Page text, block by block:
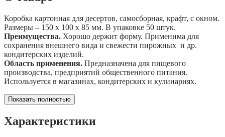
Коробка картонная для десертов, самосборная, крафт, с окном.
Размеры – 150 х 100 х 85 мм. В упаковке 50 штук.
Преимущества. Хорошо держит форму. Применима для
сохранения внешнего вида и свежести пирожных и др.
кондитерских изделий.
Область применения. Предназначена для пищевого
производства, предприятий общественного питания.
Используется в магазинах, кондитерских и кулинариях.
Показать полностью
Характеристики